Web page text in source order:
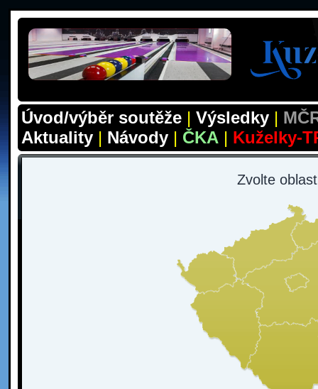
Úvod/výběr soutěže| Výsledky|
Aktuality| Návody | ČKA| Kuželky-
Zvolte